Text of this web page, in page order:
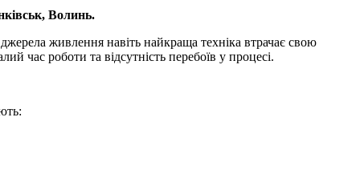
Волинь.
живлення навіть найкраща техніка втрачає свою
час роботи та відсутність перебоїв у процесі.